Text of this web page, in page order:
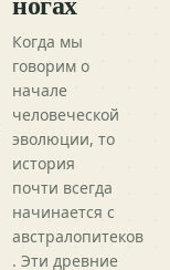
Когда мы
говорим о
начале
человеческой
эволюции, то
история
почти всегда
начинается с
австралопитеков
. Эти древние